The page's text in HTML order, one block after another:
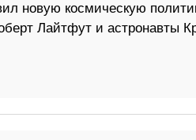
новую космическую
Лайтфут и астронавты